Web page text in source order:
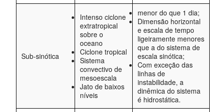
Sub-sinótica
Intenso ciclone
extratropical
sobre o
oceano
Ciclone tropical
Sistema
convectivo de
mesoescala
Jato de baixos
níveis
menor do que 1 dia;
Dimensão horizontal
e escala de tempo
ligeiramente menores
que a do sistema de
escala sinótica;
Com exceção das
linhas de
instabilidade, a
dinêmica do sistema
é hidrostática.